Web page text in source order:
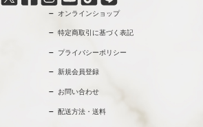
オンラインショップ
特定商取引に基づく表記
プライバシーポリシー
新規会員登録
お問い合わせ
配送方法・送料